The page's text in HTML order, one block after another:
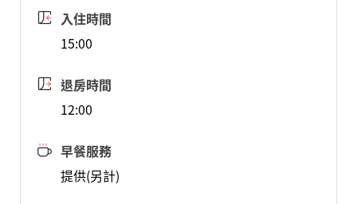
入住時間
15:00
退房時間
12:00
早餐服務
提供(另計)